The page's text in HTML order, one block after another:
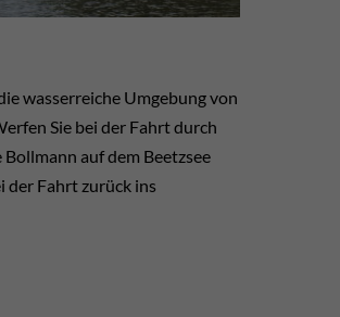
wasserreiche Umgebung von
Sie bei der Fahrt durch
auf dem Beetzsee
der Fahrt zurück ins